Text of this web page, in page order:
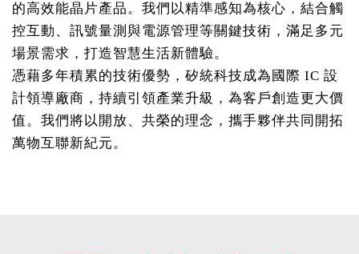
的高效能晶片產品。我們以精準感知為核心，結合觸
控互動、訊號量測與電源管理等關鍵技術，滿足多元
場景需求，打造智慧生活新體驗。
憑藉多年積累的技術優勢，矽統科技成為國際 IC 設
計領導廠商，持續引領產業升級，為客戶創造更大價
值。我們將以開放、共榮的理念，攜手夥伴共同開拓
萬物互聯新紀元。